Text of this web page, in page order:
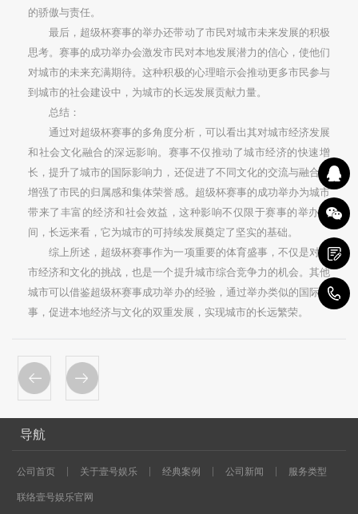
的骄傲与责任。
最后，超级杯赛事的举办还带动了市民对城市未来发展的积极
思考。赛事的成功举办会激发市民对本地发展潜力的信心，使他们
对城市的未来充满期待。这种积极的心理暗示会推动更多市民参与
到城市的社会建设中，为城市的长远发展贡献力量。
总结：
通过对超级杯赛事的多角度分析，可以看出其对城市经济发展
和社会文化融合的深远影响。赛事不仅推动了城市经济的快速增
长，提升了城市的国际影响力，还促进了不同文化的交流与融合，
增强了市民的归属感和集体荣誉感。超级杯赛事的成功举办为城市
带来了丰富的经济和社会效益，这种影响不仅限于赛事的举办期
间，长远来看，它为城市的可持续发展奠定了坚实的基础。
综上所述，超级杯赛事作为一项重要的体育盛事，不仅是对城
市经济和文化的挑战，也是一个提升城市综合竞争力的机会。其他
城市可以借鉴超级杯赛事成功举办的经验，通过举办类似的国际赛
事，促进本地经济与文化的双重发展，实现城市的长远繁荣。
导航
公司首页 关于壹号娱乐 经典案例 公司新闻
服务类型
联络壹号娱乐官网